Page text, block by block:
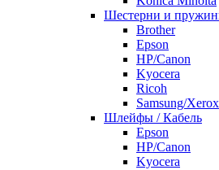
Шестерни и
Brother
Epson
HP/Canon
Kyocera
Ricoh
Samsung/Xerox
Шлейфы / Кабель
Epson
HP/Canon
Kyocera